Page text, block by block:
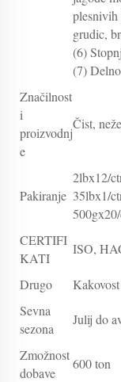
plesnivih
grudic,
(6)
(7)
Značilnost
i
proizvodnj
e
Čist,
Pakiranje
2lbx12/
35lbx1/
CERTIFI
KATI
ISO,
Drugo
Sevna
sezona
Julij do
Zmožnost
dobave
600 ton